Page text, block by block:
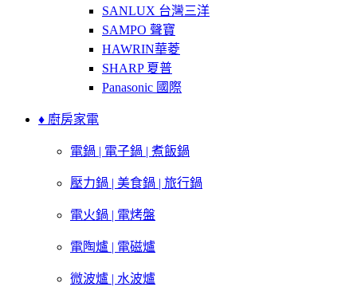
SANLUX 台灣三洋
SAMPO 聲寶
HAWRIN華菱
SHARP 夏普
Panasonic 國際
♦ 廚房家電
電鍋 | 電子鍋 | 煮飯鍋
壓力鍋 | 美食鍋 | 旅行鍋
電火鍋 | 電烤盤
電陶爐 | 電磁爐
微波爐 | 水波爐